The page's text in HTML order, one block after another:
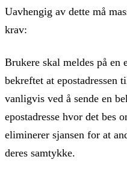
Uavhengig av dette må
krav:
Brukere skal meldes på en
bekreftet at epostadressen
vanligvis ved å sende en
epostadresse hvor det bes
eliminerer sjansen for at
deres samtykke.